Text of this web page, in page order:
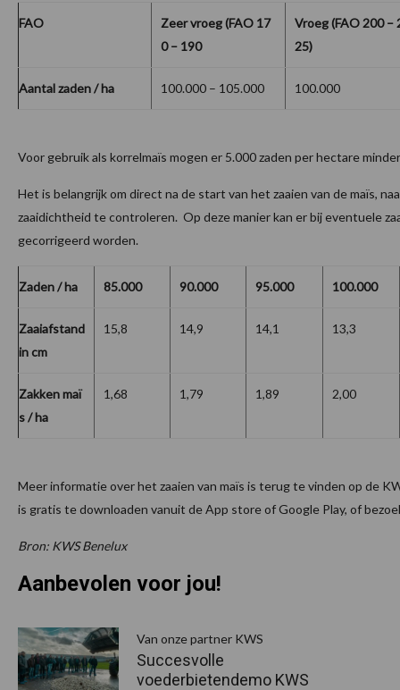
FAO
Zeer vroeg (FAO 17
0 – 190
Vroeg (FAO 200 –
25)
Aantal zaden / ha 100.000 – 105.000 100.000
Voor gebruik als korrelmaïs mogen er 5.000 zaden per hectare
Het is belangrijk om direct na de start van het zaaien van de maïs,
zaaidichtheid te controleren. Op deze manier kan er bij eventuele
gecorrigeerd worden.
Zaden / ha 85.000 90.000 95.000 100.000
Zaaiafstand
in cm
15,8 14,9 14,1 13,3
Zakken maï
s / ha
1,68 1,79 1,89 2,00
Meer informatie over het zaaien van maïs is terug te vinden op de
is gratis te downloaden vanuit de App store of Google Play, of
Bron: KWS Benelux
Aanbevolen voor jou!
Van onze partner KWS
Succesvolle
voederbietendemo KWS